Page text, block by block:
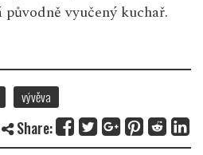
původně vyučený kuchař.
vývěva
Share: